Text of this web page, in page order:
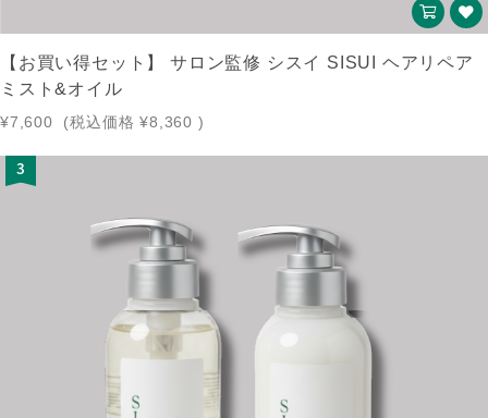
【お買い得セット】 サロン監修 シスイ SISUI ヘアリペア
ミスト&オイル
¥7,600 (税込価格 ¥8,360 )
3